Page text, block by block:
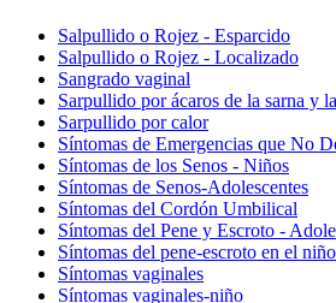
Salpullido o Rojez - Esparcido
Salpullido o Rojez - Localizado
Sangrado vaginal
Sarpullido por ácaros de la sarna y
Sarpullido por calor
Síntomas de Emergencias que No
Síntomas de los Senos - Niños
Síntomas de Senos-Adolescentes
Síntomas del Cordón Umbilical
Síntomas del Pene y Escroto -
Síntomas del pene-escroto en el niño
Síntomas vaginales
Síntomas vaginales-niño